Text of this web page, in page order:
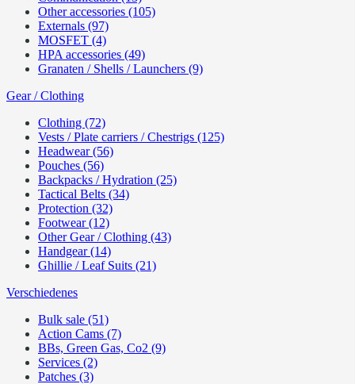
Other accessories (105)
Externals (97)
MOSFET (4)
HPA accessories (49)
Granaten / Shells / Launchers (9)
Gear / Clothing
Clothing (72)
Vests / Plate carriers / Chestrigs (125)
Headwear (56)
Pouches (56)
Backpacks / Hydration (25)
Tactical Belts (34)
Protection (32)
Footwear (12)
Other Gear / Clothing (43)
Handgear (14)
Ghillie / Leaf Suits (21)
Verschiedenes
Bulk sale (51)
Action Cams (7)
BBs, Green Gas, Co2 (9)
Services (2)
Patches (3)